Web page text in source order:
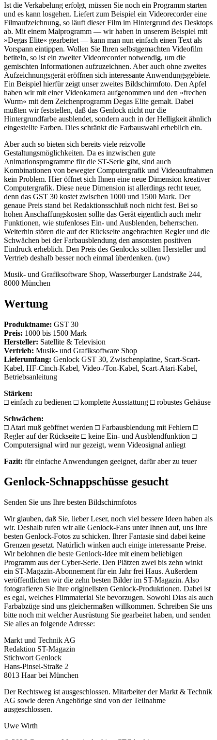
Ist die Verkabelung erfolgt, müssen Sie noch ein Programm starten
und es kann losgehen. Liefert zum Beispiel ein Videorecorder eine
Filmaufzeichnung, so läuft dieser Film im Hintergrund des Desktops
ab. Mit einem Malprogramm — wir haben in unserem Beispiel mit
»Degas Elite« gearbeitet — kann man nun einfach einen Text als
Vorspann eintippen. Wollen Sie Ihren selbstgemachten Videofilm
betiteln, so ist ein zweiter Videorecorder notwendig, um die
gemischten Informationen aufzuzeichnen. Aber auch ohne zweites
Aufzeichnungsgerät eröffnen sich interessante Anwendungsgebiete.
Ein Beispiel hierfür zeigt unser zweites Bildschirmfoto. Den Apfel
haben wir mit einer Videokamera aufgenommen und den »frechen
Wurm« mit dem Zeichenprogramm Degas Elite gemalt. Dabei
mußten wir feststellen, daß das Genlock nicht nur die
Hintergrundfarbe ausblendet, sondern auch in der Helligkeit ähnlich
eingestellte Farben. Dies schränkt die Farbauswahl erheblich ein.
Aber auch so bieten sich bereits viele reizvolle
Gestaltungsmöglichkeiten. Da es inzwischen gute
Animationsprogramme für die ST-Serie gibt, sind auch
Kombinationen von bewegter Computergrafik und Videoaufnahmen
kein Problem. Hier öffnet sich Ihnen eine neue Dimension kreativer
Computergrafik. Diese neue Dimension ist allerdings recht teuer,
denn das GST 30 kostet zwischen 1000 und 1500 Mark. Der
genaue Preis stand bei Redaktionsschluß noch nicht fest. Bei so
hohen Anschaffungskosten sollte das Gerät eigentlich auch mehr
Funktionen, wie stufenloses Ein- und Ausblenden, beherrschen.
Weiterhin stören die auf der Rückseite angebrachten Regler und die
Schwächen bei der Farbausblendung den ansonsten positiven
Eindruck erheblich. Den Preis des Genlocks sollten Hersteller und
Vertrieb deshalb besser noch einmal überdenken. (uw)
Musik- und Grafiksoftware Shop, Wasserburger Landstraße 244,
8000 München
Wertung
Produktname: GST 30
Preis: 1000 bis 1500 Mark
Hersteller: Satellite & Television
Vertrieb: Musik- und Grafiksoftware Shop
Lieferumfang: Genlock GST 30, Zwischenplatine, Scart-Scart-
Kabel, HF-Cinch-Kabel, Video-/Ton-Kabel, Scart-Atari-Kabel,
Betriebsanleitung
Stärken:
□ einfach zu bedienen □ komplette Ausstattung □ robustes Gehäuse
Schwächen:
□ Atari muß geöffnet werden □ Farbausblendung mit Fehlern □
Regler auf der Rückseite □ keine Ein- und Ausblendfunktion □
Computersignal wird nur gezeigt, wenn Videosignal anliegt
Fazit: für einfache Anwendungen geeignet, dafür aber zu teuer
Genlock-Schnappschüsse gesucht
Senden Sie uns Ihre besten Bildschirmfotos
Wir glauben, daß Sie, lieber Leser, noch viel bessere Ideen haben als
wir. Deshalb rufen wir alle Genlock-Fans unter Ihnen auf, uns Ihre
besten Genlock-Fotos zu schicken. Ihrer Fantasie sind dabei keine
Grenzen gesetzt. Natürlich winken auch einige interessante Preise.
Wir belohnen die beste Genlock-Idee mit einem beliebigen
Programm aus der Cyber-Serie. Den Plätzen zwei bis zehn winkt
ein ST-Magazin-Abonnement für ein Jahr frei Haus. Außerdem
veröffentlichen wir die zehn besten Bilder im ST-Magazin. Also
fotografieren Sie Ihre originellsten Genlock-Produktionen. Dabei ist
es egal, welches Filmmaterial Sie bevorzugen. Sowohl Dias als auch
Farbabzüge sind uns gleichermaßen willkommen. Schreiben Sie uns
bitte noch mit welcher Ausrüstung Sie gearbeitet haben, und senden
Sie alles an folgende Adresse:
Markt und Technik AG
Redaktion ST-Magazin
Stichwort Genlock
Hans-Pinsel-Straße 2
8013 Haar bei München
Der Rechtsweg ist ausgeschlossen. Mitarbeiter der Markt & Technik
AG sowie deren Angehörige sind von der Teilnahme
ausgeschlossen.
Uwe Wirth